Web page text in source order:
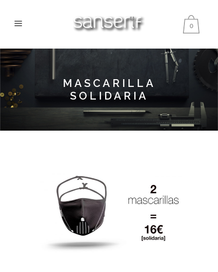
0
MASCARILLA
SOLIDARIA